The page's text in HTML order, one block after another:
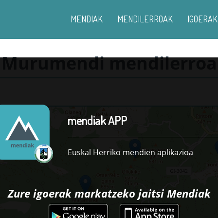
MENDIAK MENDILERROAK IGOERAK
mendiak APP
Euskal Herriko mendien aplikazioa
Zure igoerak markatzeko jaitsi Mendiak
Murumendi mendilerroa